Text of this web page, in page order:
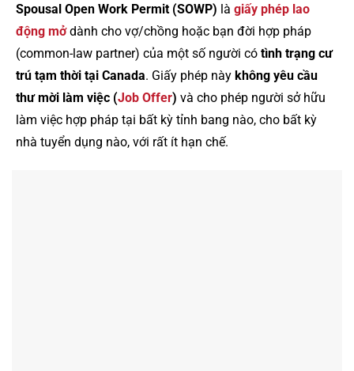
Spousal Open Work Permit (SOWP) là giấy phép lao
động mởdành cho vợ/chồng hoặc bạn đời hợp pháp
(common-law partner) của một số người có tình trạng cư
trú tạm thời tại Canada. Giấy phép này không yêu cầu
thư mời làm việc (Job Offer) và cho phép người sở hữu
làm việc hợp pháp tại bất kỳ tỉnh bang nào, cho bất kỳ
nhà tuyển dụng nào, với rất ít hạn chế.